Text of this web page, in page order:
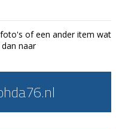
of een ander item wat
naar